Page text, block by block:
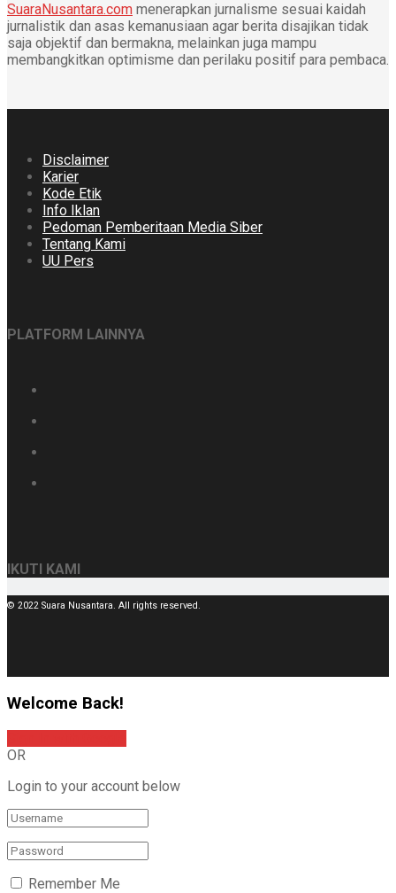
SuaraNusantara.com menerapkan jurnalisme sesuai kaidah
jurnalistik dan asas kemanusiaan agar berita disajikan tidak
saja objektif dan bermakna, melainkan juga mampu
membangkitkan optimisme dan perilaku positif para pembaca.
Disclaimer
Karier
Kode Etik
Info Iklan
Pedoman Pemberitaan Media Siber
Tentang Kami
UU Pers
PLATFORM LAINNYA
IKUTI KAMI
© 2022 Suara Nusantara. All rights reserved.
Welcome Back!
OR
Login to your account below
Remember Me